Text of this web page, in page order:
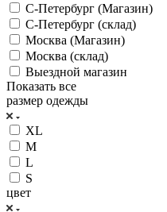
С-Петербург (Магазин)
С-Петербург (склад)
Москва (Магазин)
Москва (склад)
Выездной магазин
Показать все
размер одежды
XL
M
L
S
цвет